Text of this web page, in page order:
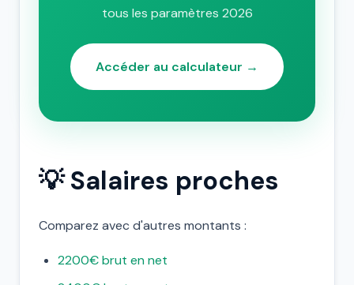
tous les paramètres 2026
Accéder au calculateur →
💡 Salaires proches
Comparez avec d'autres montants :
2200€ brut en net